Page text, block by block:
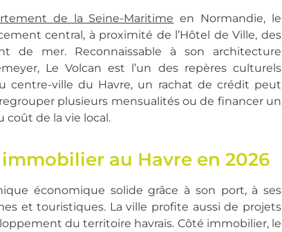
de la Seine-Maritime en Normandie, le
central, à proximité de l’Hôtel de Ville, des
de mer. Reconnaissable à son architecture
Le Volcan est l’un des repères culturels
centre-ville du Havre, un rachat de crédit peut
plusieurs mensualités ou de financer un
de la vie local.
au Havre en 2026
économique solide grâce à son port, à ses
et touristiques. La ville profite aussi de projets
du territoire havrais. Côté immobilier, le